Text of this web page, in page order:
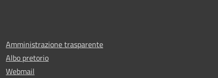
Amministrazione trasparente
Albo pretorio
Webmail